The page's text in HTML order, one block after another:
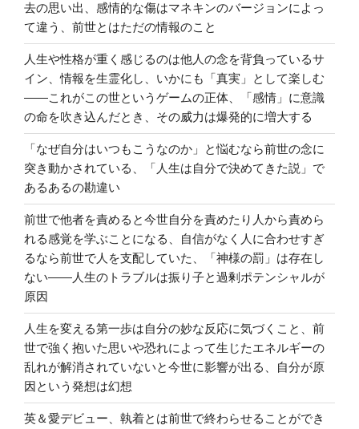
去の思い出、感情的な傷はマネキンのバージョンによっ
て違う、前世とはただの情報のこと
人生や性格が重く感じるのは他人の念を背負っているサ
イン、情報を生霊化し、いかにも「真実」として楽しむ
――これがこの世というゲームの正体、「感情」に意識
の命を吹き込んだとき、その威力は爆発的に増大する
「なぜ自分はいつもこうなのか」と悩むなら前世の念に
突き動かされている、「人生は自分で決めてきた説」で
あるあるの勘違い
前世で他者を責めると今世自分を責めたり人から責めら
れる感覚を学ぶことになる、自信がなく人に合わせすぎ
るなら前世で人を支配していた、「神様の罰」は存在し
ない――人生のトラブルは振り子と過剰ポテンシャルが
原因
人生を変える第一歩は自分の妙な反応に気づくこと、前
世で強く抱いた思いや恐れによって生じたエネルギーの
乱れが解消されていないと今世に影響が出る、自分が原
因という発想は幻想
英＆愛デビュー、執着とは前世で終わらせることができ